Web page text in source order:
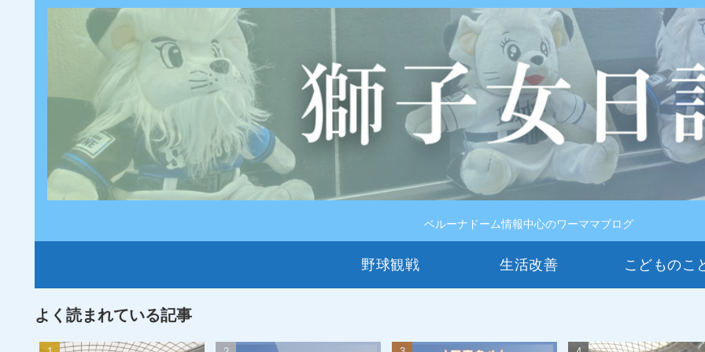
ベルーナドーム情報中心のワーママブログ
野球観戦 生活改善 こどものこ
よく読まれている記事